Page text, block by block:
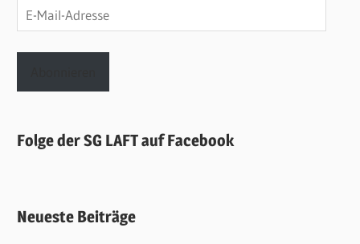
E-
Mail-
Adresse
Folge der SG LAFT auf Facebook
Neueste Beiträge